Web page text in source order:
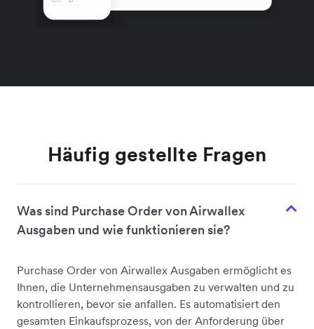
Häufig gestellte Fragen
Was sind Purchase Order von Airwallex
Ausgaben und wie funktionieren sie?
Purchase Order von Airwallex Ausgaben ermöglicht es
Ihnen, die Unternehmensausgaben zu verwalten und zu
kontrollieren, bevor sie anfallen. Es automatisiert den
gesamten Einkaufsprozess, von der Anforderung über